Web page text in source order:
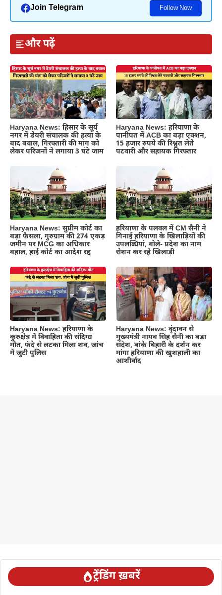
Join Telegram Follow Now
और पढ़ें
Haryana News: हिसार के सूर्य
नगर में डेयरी संचालक की हत्या के
बाद बवाल, गिरफ्तारी की मांग को
लेकर परिजनों ने लगाया 3 घंटे जाम
Haryana News: हरियाणा के
पानीपत में ACB का बड़ा एक्शन,
15 हजार रुपये की रिश्वत लेते
पटवारी और सहायक गिरफ्तार
Haryana News: सुप्रीम कोर्ट का
बड़ा फैसला, गुरुग्राम की 274 एकड़
जमीन पर MCG का अधिकार
बहाल, हाई कोर्ट का आदेश रद्द
हरियाणा के पलवल में CM सैनी ने
गिनाई हरियाणा के खिलाड़ियों की
उपलब्धियां, बोले- प्रदेश का नाम
रोशन कर रहे खिलाड़ी
Haryana News: हरियाणा के
कुरुक्षेत्र में विवाहिता की संदिग्ध
मौत, फंदे से लटका मिला शव, जांच
में जुटी पुलिस
Haryana News: वृंदावन से
मुख्यमंत्री नायब सिंह सैनी का बड़ा
संदेश, बांके बिहारी के दर्शन कर
मांगा हरियाणा की खुशहाली का
आशीर्वाद
ट्रेंडिंग ख़बरें